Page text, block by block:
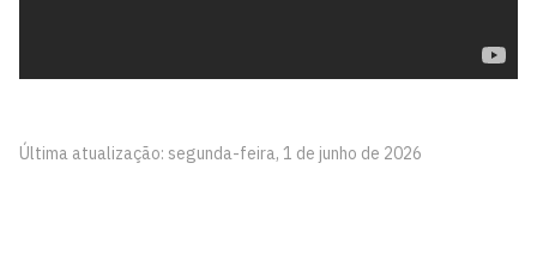
Última atualização: segunda-feira, 1 de junho de 2026